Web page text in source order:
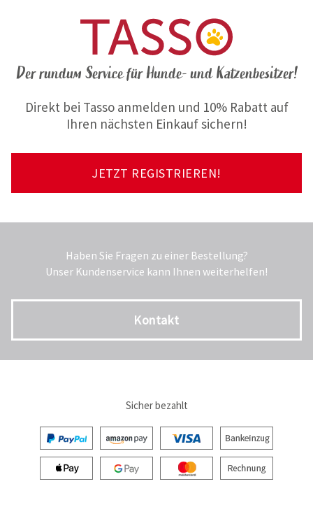
Der rundum Service für Hunde- und Katzenbesitzer!
Direkt bei Tasso anmelden und 10% Rabatt auf
Ihren nächsten Einkauf sichern!
JETZT REGISTRIEREN!
Haben Sie Fragen zu einer Bestellung?
Unser Kundenservice kann Ihnen weiterhelfen!
Kontakt
Sicher bezahlt